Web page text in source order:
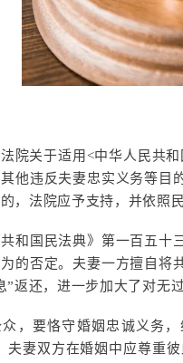
法院关于适用<中华人民共
他违反夫妻忠实义务等目
，法院应予支持，并依照
共和国民法典》第一百五
的否定。夫妻一方擅自将
”返还，进一步加大了对无
，要恪守婚姻忠诚义务
夫妻双方在婚姻中应尊重